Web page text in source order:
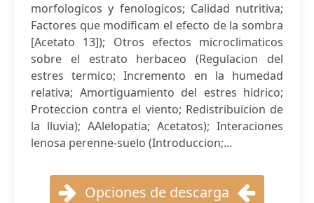
morfologicos y fenologicos; Calidad nutritiva;
Factores que modificam el efecto de la sombra
[Acetato 13]); Otros efectos microclimaticos
sobre el estrato herbaceo (Regulacion del
estres termico; Incremento en la humedad
relativa; Amortiguamiento del estres hidrico;
Proteccion contra el viento; Redistribuicion de
la lluvia); AAlelopatia; Acetatos); Interaciones
lenosa perenne-suelo (Introduccion;...
Opciones de descarga